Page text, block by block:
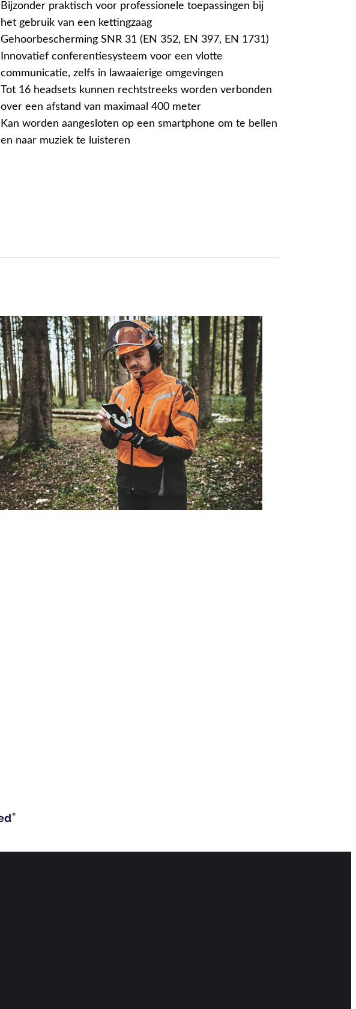
Bijzonder praktisch voor professionele toepassingen bij
het gebruik van een kettingzaag
Gehoorbescherming SNR 31 (EN 352, EN 397, EN 1731)
Innovatief conferentiesysteem voor een vlotte
communicatie, zelfs in lawaaierige omgevingen
Tot 16 headsets kunnen rechtstreeks worden verbonden
over een afstand van maximaal 400 meter
Kan worden aangesloten op een smartphone om te bellen
en naar muziek te luisteren